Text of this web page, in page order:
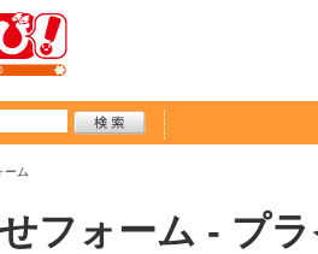
ーム
フォーム - プ